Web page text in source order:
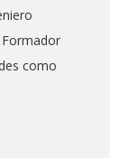
como